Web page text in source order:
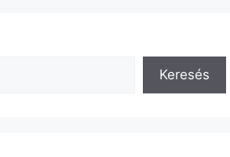
Keresés